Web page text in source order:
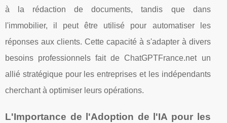
à la rédaction de documents, tandis que dans
l'immobilier, il peut être utilisé pour automatiser les
réponses aux clients. Cette capacité à s'adapter à divers
besoins professionnels fait de ChatGPTFrance.net un
allié stratégique pour les entreprises et les indépendants
cherchant à optimiser leurs opérations.
L'Importance de l'Adoption de l'IA pour les